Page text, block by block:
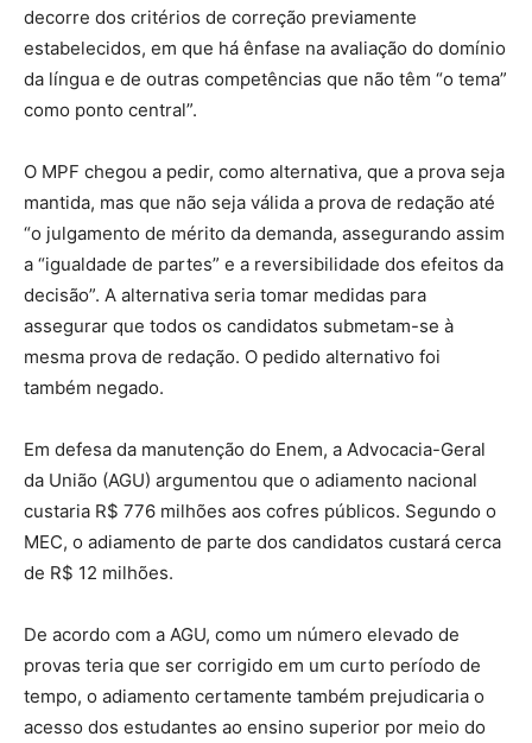
decorre dos critérios de correção previamente
estabelecidos, em que há ênfase na avaliação do domínio
da língua e de outras competências que não têm “o tema”
como ponto central”.
O MPF chegou a pedir, como alternativa, que a prova seja
mantida, mas que não seja válida a prova de redação até
“o julgamento de mérito da demanda, assegurando assim
a “igualdade de partes” e a reversibilidade dos efeitos da
decisão”. A alternativa seria tomar medidas para
assegurar que todos os candidatos submetam-se à
mesma prova de redação. O pedido alternativo foi
também negado.
Em defesa da manutenção do Enem, a Advocacia-Geral
da União (AGU) argumentou que o adiamento nacional
custaria R$ 776 milhões aos cofres públicos. Segundo o
MEC, o adiamento de parte dos candidatos custará cerca
de R$ 12 milhões.
De acordo com a AGU, como um número elevado de
provas teria que ser corrigido em um curto período de
tempo, o adiamento certamente também prejudicaria o
acesso dos estudantes ao ensino superior por meio do